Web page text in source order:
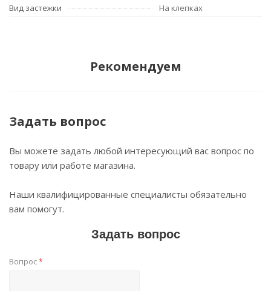
Вид застежки
На клепках
Рекомендуем
Задать вопрос
Вы можете задать любой интересующий вас вопрос по
товару или работе магазина.
Наши квалифицированные специалисты обязательно
вам помогут.
Задать вопрос
Вопрос*